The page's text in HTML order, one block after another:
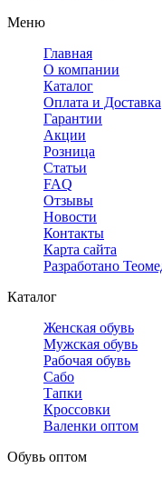
Меню
Главная
О компании
Каталог
Оплата и Доставка
Гарантии
Акции
Розница
Статьи
FAQ
Отзывы
Новости
Контакты
Карта сайта
Разработано
Каталог
Женская обувь
Мужская обувь
Рабочая обувь
Сабо
Тапки
Кроссовки
Валенки оптом
Обувь оптом